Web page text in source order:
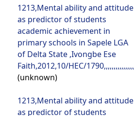
1213,Mental ability and attitude as predictor of students academic achievement in primary schools in Sapele LGA of Delta State ,Ivongbe Ese Faith,2012,10/HEC/1790,,,,,,,,,,,,,,,,,,,,,,,,,,,,,,,,,,,,,,,,,,,,,,,,,,,,,,,,,,,,,,,,,,,,,,,,,,,,,,,,,,,,,,,,,,,,,,,,,,,,,,,,,,,,,,,,,,,,,,,,,,,,,,,,,,,,,,,,,,,,,,,,,,,,,,,,,,,,,,,,,,,,,,,,,,,,,,,,,,,,,,,,,,,,,,,,,,,,,,,,,,,,,,,,,,,,,,,,,,,,,,,,,,,,,,,,,,,,,,,,,,,,,,,,,,,,,,,,,,,,,,,,,,,,,,,,,,,,,,,,,,,,,,,,,,,,,,,,,,,,,,,,,,,,,,,,,,,,,,,,,,,,,,,,,,,,,,,,,,,,,,,,,,,,,,,,,,,,,,,,,,,,,,,,,,,,,,,,,,,,,,,,,,,,,,,,,,,,,,,,,,,,,,,,,,,,,,,,,,,,,,,,,,,,,,,,,,,,,,,,,,,,,,,,,,,,,,,,,,,,,,,,,,,,,,,,,,,,,,,,,,,,,,,,,,,,,,,,,,,,,,,,,,,,,,,,,,,,,,,,,,,,,,,,,,,,,,,,,,,,,,,,,,,,,,,,,,,,,,,,,,,,,,,,,,,,,,,,,,,,,,,,,,,,,,,,,,,,,,,,,,,,,,,,,,,,,,,,,,,,,,,,,,,,,,,,,,,,,,,,,,,,,,,,,,,,,,,,,,,,,,,,,,,,,,,,,,,,,,,,,,,,,,,,,,,,,,,,,,,,,,,,,,,,,,,,,,,,,,,,,,,,,,,,,,,,,,,,,,,,,,,,,,,,,,,,,,,,,,,,,,,,,,,,,,,,,,,,,,,,,,,,,,,,,,,,,,,,,,,,,,,,,,,,,,,,,,,,,,,,,,,,,,,,,,,,,,,,,,,,,,,,,,,,,,,,,,,,,,,,,,,,,,,,,,,,,,,,,,,,,,,,,,,,,,,,,,,,,,,,,,,,,,,,,,,,,,,,,,,,,,,,,,,,,,,,,,,,,,,,,,,,,,,,,,,,,,,,,,,,,,,,,,,,,,,,,,,,,,,,,,,,,,,,,,,,,,,,,,,,,,,,,,,,,,,,,,,,,,,,,,,,,,,,,,,,,,,,,,,,,,,,,,,,,,,,,,,,,,,,,,,,,,,,,,,,,,,,,,,,,,,,,,,,,,,,,,,,,,,,,,,,,,,,,,,,,,,,,,,,,,,,,,,,,,,,,,,,,,,,,,,,,,,,,,,,,,,,,,,,,,,,,,,,,,,,,,,,,,,,,,,,,,,,,,,,,,,,,,,,,,,,,,,,,,,,,,,,,,,,,,,,,,,,,,,,,,,,,,,,,,,,,,,,,,,,,,,,,,,,,,,,,,,,,,,,,,,,,,,,,,,,,,,,,,,,,,,,,,,,,,,,,,,,,,,,,,,,,,,,,,,,,,,,,,,,,,,,,,,,,,,,,,,,,,,,,,,,,,,,,,,,,,,,,,,,,,,,,,,,,,,,,,,,,,,,,,,,,,,,,,,,,,,,,,,,,,,,,,,,,,,,,,,,,,,,,,,,,,,,,,,,,,,,,,,,,,,,,,,,,,,,,,,,,,,,,,,,,,,,,,,,,,,,,,,,,,,,,,,,,,,,,,,,,,,,,,,,,,,,,,,,,,,,,,,,,,,,,,,,,,,,,,,,,,,,,,,,,,,,,,,,,,,,,,,,,,,,,,,,,,,,,,,,,,,,,,,,,,,,,,,,,,,,,,,,,,,,,,,,,,,,,,,,,,,,,,,,,,,,,,,,,,,,,,,,,,,,,,,,,,,,,,,,,,,,,,,,,,,,,,,,,,,,,,,,,,,,,,,,,,,,,,,,,,,,,,,,,,,,,,,,,,,,,,,,,,,,,,,,,,,,,,,,,,,,,,,,,,,,,,,,,,,,,,,,,,,,,,,,,,,,,,,,,,,,,,,,,,,,,,,,,,,,,,,,,,,,,,,,,,,,,,,,,,,,,,,,,,,,,,,,,,,,,,,,,,,,,,,,,,,,,,,,,,,,,,,,,,,,,,,,,,,,,,,,,,,,,,,,,,,,,,,,,,,,,,,,,,,,,,,,,,,,,,,,,,,,,,,,,,,,,,,,,,,,,,,,,,,,,,,,,,,,,,,,,,,,,,,,,,,,,,,,,,,,,,,,,,,,,,,,,,,,,,,,,,,,,,,,,,,,,,,,,,,,,,,,,,,,,,,,,,,,,,,,,,,,,,,,,,,,,,,,,,,,,,,,,,,,,,,,,,,,,,,,,,,,,,,,,,,,,,,,,,,,,,,,,,,,,,,,,,,,,,,,,,,,,,,,,,,,,,,,,,,,,,,,,,,,,,,,,,,,,,,,,,,,,,,,,,,,,,,,,,,,,,,,,,,,,,,,,,,,,,,,,,,,,,,,,,,,,,,,,,,,,,,,,,,,,,,,,,,,,,,,,,,,,,,,,,,,,,,,,,,,,,,,,,,,,,,,,,,,,,,,,,,,,,,,,,,,,,,,,,,,,,,,,,,,,,,,,,,,,,,,,,,,,,,,,,,,,,,,,,,,,,,,,,,,,,,,,,,,,,,,,,,,,,,,,,,,,,,,,,,,,,,,,,,,,,,,,,,,,,,,,,,,,,,,,,,,,,,,,,,,,,,,,,,,,,,,,,,,,,,,,,,,,,,,,,,,,,,,,,,,,,,,,,,,,,,,,,,,,,,,,,,,,,,,,,,,,,,,,,,,,,,,,,,,,,,,,,,,,,,,,,,,,,,,,,,,,,,,,,,,,,,,,,,,,,,,,,,,,,,,,,,,,,,,,,,,,,,,,,,,,,,,,,,,,,,,,,,,,,,,,,,,,,,,,,,,,,,,,,,,,,,,,,,,,,,,,,,,,,,,,,,,,,,,,,,,,,,,,,,,,,,,,,,,,,,,,,,,,,,,,,,,,,,,,,,,,,,,,,,,,,,,,,,,,,,,,,,,,,,,,,,,,,,,,,,,,,,,,,,,,,,,,,,,,,,,,,,,,,,,,,,,,,,,,,,,,,,,,,,,,,,,,,,,,,,,,,,,,,,,,,,,,,,,,,,,,,,,,,,,,,,,,,,,,,,,,,,,,,,,,,,,,,,,,,,,,,,,,,,,,,,,,,,,,,,,,,,,,,,,,,,,,,,,,,,,,,,,,,,,,,,,,,,,,,,,,,,,,,,,,,,,,,,,,,,,,,,,,,,,,,,,,,,,,,,,,,,,,,,,,,,,,,,,,,,,,,,,,,,,,,,,,,,,,,,,,,,,,,,,,,,,,,,,,,,,,,,,,,,,,,,,,,,,,,,,,,,,,,,,,,,,,,,,,,,,,,,,,,,,,,,,,,,,,,,,,,,,,,,,,,,,,,,,,,,,,,,,,,,,,,,,,,,,,,,,,,,,,,,,,,,,,,,,,,,,,,,,,,,,,,,,,,,,,,,,,,,,,,,,,,,,,,,,,,,,,,,,,,,,,,,,,,,,,,,,,,,,,,,,,,,,,,,,,,,,,,,,,,,,,,,,,,,,,,,,,,,,,,,,,,,,,,,,,,,,,,,,,,,,,,,,,,,,,,,,,,,,,,,,,,,,,,,,,,,,,,,,,,,,,,,,,,,,,,,,,,,,,,,,,,,,,,,,,,,,,,,,,,,,,,,,,,,,,,,,,,,,,,,,,,,,,,,,,,,,,,,,,,,,,,,,,,,,,,,,,,,,,,,,,,,,,,,,,,,,,,,,,,,,,,,,,,,,,,,,,,,,,,,,,,,,,,,,,,,,,,,,,,,,,,,,,,,,,,,,,,,,,,,,,,,,,,,,,,,,,,,,,,,,,,,,,,,,,,,,,,,,,,,,,,,,,,,,,,,,,,,,,,,,,,,,,,,,,,,,,,,,,,,,,,,,,,,,,,,,,,,,,,,,,,,,,,,,,,,,,,,,,,,,,,,,,,,,,,,,,,,,,,,,,,,,,,,,,,,,,,,,,,,,,,,,,,,,,,,,,,,,,,,,,,,,,,,,,,,,,,,,,,,,,,,,,,,,,,,,,,,,,,,,,,,,,,,,,,,,,,,,,,,,,,,,,,,,,,,,,,,,,,,,,,,,,,,,,,,,,,,,,,,,,,,,,,,,,,,,,,,,,,,,,,,,,,,,,,,,,,,,,,,,,,,,,,,,,,,,,,,,,,,,,,,,,,,,,,,,,,,,,,,,,,,,,,,,,,,,,,,,,,,,,,,,,,,,,,,,,,,,,,,,,,,,,,,,,,,,,,,,,,,,,,,,,,,,,,,,,,,,,,,,,,,,,,,,,,,,,,,,,,,,,,,,,,,,,,,,,,,,,,,,,,,,,,,,,,,,,,,,,,,,,,,,,,,,,,,,,,,,,,,,,,,,,,,,,,,,,,,,,,,,,,,,,,,,,,,,,,,,,,,,,,,,,,,,,,,,,,,,,,,,,,,,,,,,,,,,,,,,,,,,,,,,,,,,,,,,,,,,,,,,,,,,,,,,,,,,,,,,,,,,,,,,,,,,,,,,,,,,,,,,,,,,,,,,,,,,,,,,,,,,,,,,,,,,,,,,,,,,,,,,,,,,,,,,,,,,,,,,,,,,,,,,,,,,,,,,,,,,,,,,,,,,,,,,,,,,,,,,,,,,,,,,,,,,,,,,,,,,,,,,,,,,,,,,,,,,,,,,,,,,,,,,,,,,,,,,,,,,,,,,,,,,,,,,,,,,,,,,,,,,,,,,,,,,,,,,,,,,,,,,,,,,,,,,,,,,,,,,,,,,,,,,,,,,,,,,,,,,,,,,,,,,,,,,,,,,,,,,,,,,,,,,,,,,,,,,,,,,,,,,,,,,,,,,,,,,,,,,,,,,,,,,,,,,,,,,,,,,,,,,,,,,,,,,,,,,,,,,,,,,,,,,,,,,,,,,,,,,,,,,,,,,,,,,,,,,,,,,,,,,,,,,,,,,,,,,,,,,,,,,,,,,,,,,,,,,,,,,,,,,,,,,,,,,,,,,,,,,,,,,,,,,,,,,,,,,,,,,,,,,,,,,,,,,,,,,,,,,,,,,,,,,,,,,,,,,,,,,,,,,,,,,,,,,,,,,,,,,,,,,,,,,,,,,,,,,,,,,,,,,,,,,,,,,,,,,,,,,,,,,,,,,,,,,,,,,,,,,,,,,,,,,,,,,,,,,,,,,,,,,,,,,,,,,,,,,,,,,,,,,,,,,,,,,,,,,,,,,,,,,,,,,,,,,,,,,,,,,,,,,,,,,,,,,,,,,,,,,,,,,,,,,,,,,,,,,,,,,,,,,,,,,,,,,,,,,,,,,,,,,,,,,,,,,,,,,,,,,,,,,,,,,,,,,,,,,,,,,,,,,,,,,,,,,,,,,,,,,,,,,,,,,,,,,,,,,,,,,,,,,,,,,,,,,,,,,,,,,,,,,,,,,,,,,,,,,,,,,,,,,,,,,,,,,,,,,,,,,,,,,,,,,,,,,,,,,,,,,,,,,,,,,,,,,,,,,,,,,,,,,,,,,,,,,,,,,,,,,,,,,,,,,,,,,,,,,,,,,,,,,,,,,,,,,,,,,,,,,,,,,,,,,,,,,,,,,,,,,,,,,,,,,,,,,,,,,,,,,,,,,,,,,,,,,,,,,,,,,,,,,,,,,,,,,,,,,,,,,,,,,,,,,,,,,,,,,,,,,,,,,,,,,,,,,,,,,,,,,,,,,,,,,,,,,,,,,,,,,,,,,,,,,,,,,,,,,,,,,,,,,,,,,,,,,,,,,,,,,,,,,,,,,,,,,,,,,,,,,,,,,,,,,,,,,,,,,,,,,,,,,,,,,,,,,,,,,,,,,,,,,,,,,,,,,,,,,,,,,,,,,,,,,,,,,,,,,,,,,,,,,,,,,,,,,,,,,,,,,,,,,,,,,,,,,,,,,,,,,,,,,,,,,,,,,,,,,,,,,,,,,,,,,,,,,,,,,,,,,,,,,,,,,,,,,,,,,,,,,,,,,,,,,,,,,,,,,,,,,,,,,,,,,,,,,,,,,,,,,,,,,,,,,,,,,,,,,,,,,,,,,,,,,,,,,,,,,,,,,,,,,,,,,,,,,,,,,,,,,,,,,,,,,,,,,,,,,,,,,,,,,,,,,,,,,,,,,,,,,,,,,,,,,,,,,,,,,,,,,,,,,,,,,,,,,,,,,,,,,,,,,,,,,,,,,,,,,,,,,,,,,,,,,,,,,,,,,,,,,,,,,,,,,,,,,,,,,,,,,,,,,,,,,,,,,,,,,,,,,,,,,,,,,,,,,,,,,,,,,,,,,,,,,,,,,,,,,,,,,,,,,,,,,,,,,,,,,,,,,,,,,,,,,,,,,,,,,,,,,,,,,,,,,,,,,,,,,,,,,,,,,,,,,,,,,,,,,,,,,,,,,,,,,,,,,,,,,,,,,,,,,,,,,,,,,,,,,,,,,,,,,,,,,,,,,,,,,,,,,,,,,,,,,,,,,,,,,,,,,,,,,,,,,,,,,,,,,,,,,,,,,,,,,,,,,,,,,,,,,,,,,,,,,,,,,,,,,,,,,,,,,,,,,,,,,,,,,,,,,,,,,,,,,,,,,,,,,,,,,,,,,,,,,,,,,,,,,,,,,,,,,,,,,,,,,,,,,,,,,,,,,,,,,,,,,,,,,,,,,,,,,,,,,,,,,,,,,,,,,,,,,,,,,,,,,,,,,,,,,,,,,,,,,,,,,,,,,,,,,,,,,,,,,,,,,,,,,,,,,,,,,,,,,,,,,,,,,,,,,,,,,,,,,,,,,,,,,,,,,,,,,,,,,,,,,,,,,,,,,,,,,,,,,,,,,,,,,,,,,,,,,,,,,,,,,,,,,,,,,,,,,,,,,,,,,,,,,,,,,,,,,,,,,,,,,,,,,,,,,,,,,,,,,,,,,,,,,,,,,,,,,,,,,,,,,,,,,,,,,,,,,,,,,,,,,,,,,,,,,,,,,,,,,,,,,,,,,,,,,,,,,,,,,,,,,,,,,,,,,,,,,,,,,,,,,,,,,,,,,,,,,,,,,,,,,,,,,,,,,,,,,,,,,,,,,,,,,,,,,,,,,,,,,,,,,,,,,,,,,,,,,,,,,,,,,,,,,,,,,,,,,,,,,,,,,,,,,,,,,,,,,,,,,,,,,,,,,,,,,,,,,,,,,,,,,,,,,,,,,,,,,,,,,,,,,,,,,,,,,,,,,,,,,,,,,,,,,,,,,,,,,,,,,,,,,,,,,,,,,,,,,,,,,,,,,,,,,,,,,,,,,,,,,,,,,,,,,,,,,,,,,,,,,,,,,,,,,,,,,,,,,,,,,,,,,,,,,,,,,,,,,,,,,,,,,,,,,,,,,,,,,,,,,,,,,,,,,,,,,,,,,,,,,,,,,,,,,,,,,,,,,,,,,,,,,,,,,,,,,,,,,,,,,,,,,,,,,,,,,,,,,,,,,,,,,,,,,,,,,,,,,,,,,,,,,,,,,,,,,,,,,,,,,,,,,,,,,,,,,,,,,,,,,,,,,,,,,,,,,,,,,,,,,,,,,,,,,,,,,,,,,,,,,,,,,,,,,,,,,,,,,,,,,,,,,,,,,,,,,,,,,,,,,,,,,,,,,,,,,,,,,,,,,,,,,,,,,,,,,,,,,,,,,,,,,,,,,,,,,,,,,,,,,,,,,,,,,,,,,,,,,,,,,,,,,,,,,,,,,,,,,,,,,,,,,,,,,,,,,,,,,,,,,,,,,,,,,,,,,,,,,,,,,,,,,,,,,,,,,,,,,,,,,,,,,,,,,,,,,,,,,,,,,,,,,,,,,,,,,,,,,,,,,,,,,,,,,,,,,,,,,,,,,,,,,,,,,,,,,,,,,,,,,,,,,,,,,,,,,,,,,,,,,,,,,,,,,,,,,,,,,,,,,,,,,,,,,,,,,,,,,,,,,,,,,,,,,,,,,,,,,,,,,,,,,,,,,,,,,,,,,,,,,,,,,,,,,,,,,,,,,,,,,,,,,,,,,,,,,,,,,,,,,,,,,,,,,,,,,,,,,,,,,,,,,,,,,,,,,,,,,,,,,,,,,,,,,,,,,,,,,,,,,,,,,,,,,,,,,,,,,,,,,,,,,,,,,,,,,,,,,,,,,,,,,,,,,,,,,,,,,,,,,,,,,,,,,,,,,,,,,,,,,,,,,,,,,,,,,,,,,,,,,,,,,,,,,,,,,,,,,,,,,,,,,,,,,,,,,,,,,,,,,,,,,,,,,,,,,,,,,,,,,,,,,,,,,,,,,,,,,,,,,,,,,,,,,,,,,,,,,,,,,,,,,,,,,,,,,,,,,,,,,,,,,,,,,,,,,,,,,,,,,,,,,,,,,,,,,,,,,,,,,,,,,,,,,,,,,,,,,,,,,,,,,,,,,,,,,,,,,,,,,,,,,,,,,,,,,,,,,,,,,,,,,,,,,,,,,,,,,,,,,,,,,,,,,,,,,,,,,,,,,,,,,,,,,,,,,,,,,,,,,,,,,,,,,,,,,,,,,,,,,,,,,,,,,,,,,,,,,,,,,,,,,,,,,,,,,,,,,,,,,,,,,,,,,,,,,,,,,,,,,,,,,,,,,,,,,,,,,,,,,,,,,,,,,,,,,,,,,,,,,,,,,,,,,,,,,,,,,,,,,,,,,,,,,,,,,,,,,,,,,,,,,,,,,,,,,,,,,,,,,,,,,,,,,,,,,,,,,,,,,,,,,,,,,,,,,,,,,,,,,,,,,,,,,,,,,,,,,,,,,,,,,,,,,,,,,,,,,,,,,,,,,,,,,,,,,,,,,,,,,,,,,,,,,,,,,,,,,,,,,,,,,,,,,,,,,,,,,,,,,,,,,,,,,,,,,,,,,,,,,,,,,,,,,,,,,,,,,,,,,,,,,,,,,,,,,,,,,,,,,,,,,,,,,,,,,,,,,,,,,,,,,,,,,,,,,,,,,,,,,,,,,,,,,,,,,,,,,,,,,,,,,,,,,,,,,,,,,,,,,,,,,,,,,,,,,,,,,,,,,,,,,,,,,,,,,,,,,,,,,,,,,,,,,,,,,,,,,,,,,,,,,,,,,,,,,,,,,,,,,,,,,,,,,,,,,,,,,,,,,,,,,,,,,,,,,,,,,,,,,,,,,,,,,,,,,,,,,,,,,,,,,,,,,,,,,,,,,,,,,,,,,,,,,,,,,,,,,,,,,,,,,,,,,,,,,,,,,,,,,,,,,,,,,,,,,,,,,,,,,,,,,,,,,,,,,,,,,,,,,,,,,,,,,,,,,,,,,,,,,,,,,,,,,,,,,,,,,,,,,,,,,,,,,,,,,,,,,,,,,,,,,,,,,,,,,,,,,,,,,,,,,,,,,,,,,,,,,,,,,,,,,,,,,,,,,,,,,,,,,,,,,,,,,,,,,,,,,,,,,,,,,,,,,,,,,,,,,,,,,,,,,,,,,,,,,,,,,,,,,,,,,,,,,,,,,,,,,,,,,,,,,,,,,,,,,,,,,,,,,,,,,,,,,,,,,,,,,,,,,,,,,,,,,,,,,,,,,,,,,,,,,,,,,,,,,,,,,,,,,,,,,,,,,,,,,,,,,,,,,,,,,,,,,,,,,,,,,,,,,,,,,,,,,,,,,,,,,,,,,,,,,,,,,,,,,,,,,,,,,,,,,,,,,,,,,,,,,,,,,,,,,,,,,,,,,,,,,,,,,,,,,,,,,,,,,,,,,,,,,,,,,,,,,,,,,,,,,,,,,,,,,,,,,,,,,,,,,,,,,,,,,,,,,,,,,,,,,,,,,,,,,,,,,,,,,,,,,,,,,,,,,,,,,,,,,,,,,,,,,,,,,,,,,,,,,,,,,,,,,,,,,,,,,,,,,,,,,,,,,,,,,,,,,,,,,,,,,,,,,,,,,,,,,,,,,,,,,,,,,,,,,,,,,,,,,,,,,,,,,,,,,,,,,,,,,,,,,,,,,,,,,,,,,,,,,,,,,,,,,,,,,,,,,,,,,,,,,,,,,,,,,,,,,,,,,,,,,,,,,,,,,,,,,,,,,,,,,,,,,,,,,,,,,,,,,,,,,,,,,,,,,,,,,,,,,,,,,,,,,,,,,,,,,,,,,,,,,,,,,,,,,,,,,,,,,,,,,,,,,,,,,,,,,,,,,,,,,,,,,,,,,,,,,,,,,,,,,,,,,,,,,,,,,,,,,,,,,,,,,,,,,,,,,,,,,,,,,,,,,,,,,,,,,,,,,,,,,,,,,,,,,,,,,,,,,,,,,,,,,,,,,,,,,,,,,,,,,,,,,,,,,,,,,,,,,,,,,,,,,,,,,,,,,,,,,,,,,,,,,,,,,,,,,,,,,,,,,,,,,,,,,,,,,,,,,,,,,,,,,,,,,,,,,,,,,,,,,,,,,,,,,,,,,,,,,,,,,,,,,,,,,,,,,,,,,,,,,,,,,,,,,,,,,,,,,,,,,,,,,,,,,,,,,,,,,,,,,,,,,,,,,,,,,,,,,,,,,,,,,,,,,,,,,,,,,,,,,,,,,,,,,,,,,,,,,,,,,,,,,,,,,,,,,,,,,,,,,,,,,,,,,,,,,,,,,,,,,,,,,,,,,,,,,,,,,,,,,,,,,,,,,,,,,,,,,,,,,,,,,,,,,,,,,,,,,,,,,,,,,,,,,,,,,,,,,,,,,,,,,,,,,,,,,,,,,,,,,,,,,,,,,,,,,,,,,,,,,,,,,,,
(unknown)
1213,Mental ability and attitude as predictor of students academic achievement in primary schools in Sapele LGA of Delta State ,Ivongbe Ese Faith,2012,10/HEC/1790,,,,,,,,,,,,,,,,,,,,,,,,,,,,,,,,,,,,,,,,,,,,,,,,,,,,,,,,,,,,,,,,,,,,,,,,,,,,,,,,,,,,,,,,,,,,,,,,,,,,,,,,,,,,,,,,,,,,,,,,,,,,,,,,,,,,,,,,,,,,,,,,,,,,,,,,,,,,,,,,,,,,,,,,,,,,,,,,,,,,,,,,,,,,,,,,,,,,,,,,,,,,,,,,,,,,,,,,,,,,,,,,,,,,,,,,,,,,,,,,,,,,,,,,,,,,,,,,,,,,,,,,,,,,,,,,,,,,,,,,,,,,,,,,,,,,,,,,,,,,,,,,,,,,,,,,,,,,,,,,,,,,,,,,,,,,,,,,,,,,,,,,,,,,,,,,,,,,,,,,,,,,,,,,,,,,,,,,,,,,,,,,,,,,,,,,,,,,,,,,,,,,,,,,,,,,,,,,,,,,,,,,,,,,,,,,,,,,,,,,,,,,,,,,,,,,,,,,,,,,,,,,,,,,,,,,,,,,,,,,,,,,,,,,,,,,,,,,,,,,,,,,,,,,,,,,,,,,,,,,,,,,,,,,,,,,,,,,,,,,,,,,,,,,,,,,,,,,,,,,,,,,,,,,,,,,,,,,,,,,,,,,,,,,,,,,,,,,,,,,,,,,,,,,,,,,,,,,,,,,,,,,,,,,,,,,,,,,,,,,,,,,,,,,,,,,,,,,,,,,,,,,,,,,,,,,,,,,,,,,,,,,,,,,,,,,,,,,,,,,,,,,,,,,,,,,,,,,,,,,,,,,,,,,,,,,,,,,,,,,,,,,,,,,,,,,,,,,,,,,,,,,,,,,,,,,,,,,,,,,,,,,,,,,,,,,,,,,,,,,,,,,,,,,,,,,,,,,,,,,,,,,,,,,,,,,,,,,,,,,,,,,,,,,,,,,,,,,,,,,,,,,,,,,,,,,,,,,,,,,,,,,,,,,,,,,,,,,,,,,,,,,,,,,,,,,,,,,,,,,,,,,,,,,,,,,,,,,,,,,,,,,,,,,,,,,,,,,,,,,,,,,,,,,,,,,,,,,,,,,,,,,,,,,,,,,,,,,,,,,,,,,,,,,,,,,,,,,,,,,,,,,,,,,,,,,,,,,,,,,,,,,,,,,,,,,,,,,,,,,,,,,,,,,,,,,,,,,,,,,,,,,,,,,,,,,,,,,,,,,,,,,,,,,,,,,,,,,,,,,,,,,,,,,,,,,,,,,,,,,,,,,,,,,,,,,,,,,,,,,,,,,,,,,,,,,,,,,,,,,,,,,,,,,,,,,,,,,,,,,,,,,,,,,,,,,,,,,,,,,,,,,,,,,,,,,,,,,,,,,,,,,,,,,,,,,,,,,,,,,,,,,,,,,,,,,,,,,,,,,,,,,,,,,,,,,,,,,,,,,,,,,,,,,,,,,,,,,,,,,,,,,,,,,,,,,,,,,,,,,,,,,,,,,,,,,,,,,,,,,,,,,,,,,,,,,,,,,,,,,,,,,,,,,,,,,,,,,,,,,,,,,,,,,,,,,,,,,,,,,,,,,,,,,,,,,,,,,,,,,,,,,,,,,,,,,,,,,,,,,,,,,,,,,,,,,,,,,,,,,,,,,,,,,,,,,,,,,,,,,,,,,,,,,,,,,,,,,,,,,,,,,,,,,,,,,,,,,,,,,,,,,,,,,,,,,,,,,,,,,,,,,,,,,,,,,,,,,,,,,,,,,,,,,,,,,,,,,,,,,,,,,,,,,,,,,,,,,,,,,,,,,,,,,,,,,,,,,,,,,,,,,,,,,,,,,,,,,,,,,,,,,,,,,,,,,,,,,,,,,,,,,,,,,,,,,,,,,,,,,,,,,,,,,,,,,,,,,,,,,,,,,,,,,,,,,,,,,,,,,,,,,,,,,,,,,,,,,,,,,,,,,,,,,,,,,,,,,,,,,,,,,,,,,,,,,,,,,,,,,,,,,,,,,,,,,,,,,,,,,,,,,,,,,,,,,,,,,,,,,,,,,,,,,,,,,,,,,,,,,,,,,,,,,,,,,,,,,,,,,,,,,,,,,,,,,,,,,,,,,,,,,,,,,,,,,,,,,,,,,,,,,,,,,,,,,,,,,,,,,,,,,,,,,,,,,,,,,,,,,,,,,,,,,,,,,,,,,,,,,,,,,,,,,,,,,,,,,,,,,,,,,,,,,,,,,,,,,,,,,,,,,,,,,,,,,,,,,,,,,,,,,,,,,,,,,,,,,,,,,,,,,,,,,,,,,,,,,,,,,,,,,,,,,,,,,,,,,,,,,,,,,,,,,,,,,,,,,,,,,,,,,,,,,,,,,,,,,,,,,,,,,,,,,,,,,,,,,,,,,,,,,,,,,,,,,,,,,,,,,,,,,,,,,,,,,,,,,,,,,,,,,,,,,,,,,,,,,,,,,,,,,,,,,,,,,,,,,,,,,,,,,,,,,,,,,,,,,,,,,,,,,,,,,,,,,,,,,,,,,,,,,,,,,,,,,,,,,,,,,,,,,,,,,,,,,,,,,,,,,,,,,,,,,,,,,,,,,,,,,,,,,,,,,,,,,,,,,,,,,,,,,,,,,,,,,,,,,,,,,,,,,,,,,,,,,,,,,,,,,,,,,,,,,,,,,,,,,,,,,,,,,,,,,,,,,,,,,,,,,,,,,,,,,,,,,,,,,,,,,,,,,,,,,,,,,,,,,,,,,,,,,,,,,,,,,,,,,,,,,,,,,,,,,,,,,,,,,,,,,,,,,,,,,,,,,,,,,,,,,,,,,,,,,,,,,,,,,,,,,,,,,,,,,,,,,,,,,,,,,,,,,,,,,,,,,,,,,,,,,,,,,,,,,,,,,,,,,,,,,,,,,,,,,,,,,,,,,,,,,,,,,,,,,,,,,,,,,,,,,,,,,,,,,,,,,,,,,,,,,,,,,,,,,,,,,,,,,,,,,,,,,,,,,,,,,,,,,,,,,,,,,,,,,,,,,,,,,,,,,,,,,,,,,,,,,,,,,,,,,,,,,,,,,,,,,,,,,,,,,,,,,,,,,,,,,,,,,,,,,,,,,,,,,,,,,,,,,,,,,,,,,,,,,,,,,,,,,,,,,,,,,,,,,,,,,,,,,,,,,,,,,,,,,,,,,,,,,,,,,,,,,,,,,,,,,,,,,,,,,,,,,,,,,,,,,,,,,,,,,,,,,,,,,,,,,,,,,,,,,,,,,,,,,,,,,,,,,,,,,,,,,,,,,,,,,,,,,,,,,,,,,,,,,,,,,,,,,,,,,,,,,,,,,,,,,,,,,,,,,,,,,,,,,,,,,,,,,,,,,,,,,,,,,,,,,,,,,,,,,,,,,,,,,,,,,,,,,,,,,,,,,,,,,,,,,,,,,,,,,,,,,,,,,,,,,,,,,,,,,,,,,,,,,,,,,,,,,,,,,,,,,,,,,,,,,,,,,,,,,,,,,,,,,,,,,,,,,,,,,,,,,,,,,,,,,,,,,,,,,,,,,,,,,,,,,,,,,,,,,,,,,,,,,,,,,,,,,,,,,,,,,,,,,,,,,,,,,,,,,,,,,,,,,,,,,,,,,,,,,,,,,,,,,,,,,,,,,,,,,,,,,,,,,,,,,,,,,,,,,,,,,,,,,,,,,,,,,,,,,,,,,,,,,,,,,,,,,,,,,,,,,,,,,,,,,,,,,,,,,,,,,,,,,,,,,,,,,,,,,,,,,,,,,,,,,,,,,,,,,,,,,,,,,,,,,,,,,,,,,,,,,,,,,,,,,,,,,,,,,,,,,,,,,,,,,,,,,,,,,,,,,,,,,,,,,,,,,,,,,,,,,,,,,,,,,,,,,,,,,,,,,,,,,,,,,,,,,,,,,,,,,,,,,,,,,,,,,,,,,,,,,,,,,,,,,,,,,,,,,,,,,,,,,,,,,,,,,,,,,,,,,,,,,,,,,,,,,,,,,,,,,,,,,,,,,,,,,,,,,,,,,,,,,,,,,,,,,,,,,,,,,,,,,,,,,,,,,,,,,,,,,,,,,,,,,,,,,,,,,,,,,,,,,,,,,,,,,,,,,,,,,,,,,,,,,,,,,,,,,,,,,,,,,,,,,,,,,,,,,,,,,,,,,,,,,,,,,,,,,,,,,,,,,,,,,,,,,,,,,,,,,,,,,,,,,,,,,,,,,,,,,,,,,,,,,,,,,,,,,,,,,,,,,,,,,,,,,,,,,,,,,,,,,,,,,,,,,,,,,,,,,,,,,,,,,,,,,,,,,,,,,,,,,,,,,,,,,,,,,,,,,,,,,,,,,,,,,,,,,,,,,,,,,,,,,,,,,,,,,,,,,,,,,,,,,,,,,,,,,,,,,,,,,,,,,,,,,,,,,,,,,,,,,,,,,,,,,,,,,,,,,,,,,,,,,,,,,,,,,,,,,,,,,,,,,,,,,,,,,,,,,,,,,,,,,,,,,,,,,,,,,,,,,,,,,,,,,,,,,,,,,,,,,,,,,,,,,,,,,,,,,,,,,,,,,,,,,,,,,,,,,,,,,,,,,,,,,,,,,,,,,,,,,,,,,,,,,,,,,,,,,,,,,,,,,,,,,,,,,,,,,,,,,,,,,,,,,,,,,,,,,,,,,,,,,,,,,,,,,,,,,,,,,,,,,,,,,,,,,,,,,,,,,,,,,,,,,,,,,,,,,,,,,,,,,,,,,,,,,,,,,,,,,,,,,,,,,,,,,,,,,,,,,,,,,,,,,,,,,,,,,,,,,,,,,,,,,,,,,,,,,,,,,,,,,,,,,,,,,,,,,,,,,,,,,,,,,,,,,,,,,,,,,,,,,,,,,,,,,,,,,,,,,,,,,,,,,,,,,,,,,,,,,,,,,,,,,,,,,,,,,,,,,,,,,,,,,,,,,,,,,,,,,,,,,,,,,,,,,,,,,,,,,,,,,,,,,,,,,,,,,,,,,,,,,,,,,,,,,,,,,,,,,,,,,,,,,,,,,,,,,,,,,,,,,,,,,,,,,,,,,,,,,,,,,,,,,,,,,,,,,,,,,,,,,,,,,,,,,,,,,,,,,,,,,,,,,,,,,,,,,,,,,,,,,,,,,,,,,,,,,,,,,,,,,,,,,,,,,,,,,,,,,,,,,,,,,,,,,,,,,,,,,,,,,,,,,,,,,,,,,,,,,,,,,,,,,,,,,,,,,,,,,,,,,,,,,,,,,,,,,,,,,,,,,,,,,,,,,,,,,,,,,,,,,,,,,,,,,,,,,,,,,,,,,,,,,,,,,,,,,,,,,,,,,,,,,,,,,,,,,,,,,,,,,,,,,,,,,,,,,,,,,,,,,,,,,,,,,,,,,,,,,,,,,,,,,,,,,,,,,,,,,,,,,,,,,,,,,,,,,,,,,,,,,,,,,,,,,,,,,,,,,,,,,,,,,,,,,,,,,,,,,,,,,,,,,,,,,,,,,,,,,,,,,,,,,,,,,,,,,,,,,,,,,,,,,,,,,,,,,,,,,,,,,,,,,,,,,,,,,,,,,,,,,,,,,,,,,,,,,,,,,,,,,,,,,,,,,,,,,,,,,,,,,,,,,,,,,,,,,,,,,,,,,,,,,,,,,,,,,,,,,,,,,,,,,,,,,,,,,,,,,,,,,,,,,,,,,,,,,,,,,,,,,,,,,,,,,,,,,,,,,,,,,,,,,,,,,,,,,,,,,,,,,,,,,,,,,,,,,,,,,,,,,,,,,,,,,,,,,,,,,,,,,,,,,,,,,,,,,,,,,,,,,,,,,,,,,,,,,,,,,,,,,,,,,,,,,,,,,,,,,,,,,,,,,,,,,,,,,,,,,,,,,,,,,,,,,,,,,,,,,,,,,,,,,,,,,,,,,,,,,,,,,,,,,,,,,,,,,,,,,,,,,,,,,,,,,,,,,,,,,,,,,,,,,,,,,,,,,,,,,,,,,,,,,,,,,,,,,,,,,,,,,,,,,,,,,,,,,,,,,,,,,,,,,,,,,,,,,,,,,,,,,,,,,,,,,,,,,,,,,,,,,,,,,,,,,,,,,,,,,,,,,,,,,,,,,,,,,,,,,,,,,,,,,,,,,,,,,,,,,,,,,,,,,,,,,,,,,,,,,,,,,,,,,,,,,,,,,,,,,,,,,,,,,,,,,,,,,,,,,,,,,,,,,,,,,,,,,,,,,,,,,,,,,,,,,,,,,,,,,,,,,,,,,,,,,,,,,,,,,,,,,,,,,,,,,,,,,,,,,,,,,,,,,,,,,,,,,,,,,,,,,,,,,,,,,,,,,,,,,,,,,,,,,,,,,,,,,,,,,,,,,,,,,,,,,,,,,,,,,,,,,,,,,,,,,,,,,,,,,,,,,,,,,,,,,,,,,,,,,,,,,,,,,,,,,,,,,,,,,,,,,,,,,,,,,,,,,,,,,,,,,,,,,,,,,,,,,,,,,,,,,,,,,,,,,,,,,,,,,,,,,,,,,,,,,,,,,,,,,,,,,,,,,,,,,,,,,,,,,,,,,,,,,,,,,,,,,,,,,,,,,,,,,,,,,,,,,,,,,,,,,,,,,,,,,,,,,,,,,,,,,,,,,,,,,,,,,,,,,,,,,,,,,,,,,,,,,,,,,,,,,,,,,,,,,,,,,,,,,,,,,,,,,,,,,,,,,,,,,,,,,,,,,,,,,,,,,,,,,,,,,,,,,,,,,,,,,,,,,,,,,,,,,,,,,,,,,,,,,,,,,,,,,,,,,,,,,,,,,,,,,,,,,,,,,,,,,,,,,,,,,,,,,,,,,,,,,,,,,,,,,,,,,,,,,,,,,,,,,,,,,,,,,,,,,,,,,,,,,,,,,,,,,,,,,,,,,,,,,,,,,,,,,,,,,,,,,,,,,,,,,,,,,,,,,,,,,,,,,,,,,,,,,,,,,,,,,,,,,,,,,,,,,,,,,,,,,,,,,,,,,,,,,,,,,,,,,,,,,,,,,,,,,,,,,,,,,,,,,,,,,,,,,,,,,,,,,,,,,,,,,,,,,,,,,,,,,,,,,,,,,,,,,,,,,,,,,,,,,,,,,,,,,,,,,,,,,,,,,,,,,,,,,,,,,,,,,,,,,,,,,,,,,,,,,,,,,,,,,,,,,,,,,,,,,,,,,,,,,,,,,,,,,,,,,,,,,,,,,,,,,,,,,,,,,,,,,,,,,,,,,,,,,,,,,,,,,,,,,,,,,,,,,,,,,,,,,,,,,,,,,,,,,,,,,,,,,,,,,,,,,,,,,,,,,,,,,,,,,,,,,,,,,,,,,,,,,,,,,,,,,,,,,,,,,,,,,,,,,,,,,,,,,,,,,,,,,,,,,,,,,,,,,,,,,,,,,,,,,,,,,,,,,,,,,,,,,,,,,,,,,,,,,,,,,,,,,,,,,,,,,,,,,,,,,,,,,,,,,,,,,,,,,,,,,,,,,,,,,,,,,,,,,,,,,,,,,,,,,,,,,,,,,,,,,,,,,,,,,,,,,,,,,,,,,,,,,,,,,,,,,,,,,,,,,,,,,,,,,,,,,,,,,,,,,,,,,,,,,,,,,,,,,,,,,,,,,,,,,,,,,,,,,,,,,,,,,,,,,,,,,,,,,,,,,,,,,,,,,,,,,,,,,,,,,,,,,,,,,,,,,,,,,,,,,,,,,,,,,,,,,,,,,,,,,,,,,,,,,,,,,,,,,,,,,,,,,,,,,,,,,,,,,,,,,,,,,,,,,,,,,,,,,,,,,,,,,,,,,,,,,,,,,,,,,,,,,,,,,,,,,,,,,,,,,,,,,,,,,,,,,,,,,,,,,,,,,,,,,,,,,,,,,,,,,,,,,,,,,,,,,,,,,,,,,,,,,,,,,,,,,,,,,,,,,,,,,,,,,,,,,,,,,,,,,,,,,,,,,,,,,,,,,,,,,,,,,,,,,,,,,,,,,,,,,,,,,,,,,,,,,,,,,,,,,,,,,,,,,,,,,,,,,,,,,,,,,,,,,,,,,,,,,,,,,,,,,,,,,,,,,,,,,,,,,,,,,,,,,,,,,,,,,,,,,,,,,,,,,,,,,,,,,,,,,,,,,,,,,,,,,,,,,,,,,,,,,,,,,,,,,,,,,,,,,,,,,,,,,,,,,,,,,,,,,,,,,,,,,,,,,,,,,,,,,,,,,,,,,,,,,,,,,,,,,,,,,,,,,,,,,,,,,,,,,,,,,,,,,,,,,,,,,,,,,,,,,,,,,,,,,,,,,,,,,,,,,,,,,,,,,,,,,,,,,,,,,,,,,,,,,,,,,,,,,,,,,,,,,,,,,,,,,,,,,,,,,,,,,,,,,,,,,,,,,,,,,,,,,,,,,,,,,,,,,,,,,,,,,,,,,,,,,,,,,,,,,,,,,,,,,,,,,,,,,,,,,,,,,,,,,,,,,,,,,,,,,,,,,,,,,,,,,,,,,,,,,,,,,,,,,,,,,,,,,,,,,,,,,,,,,,,,,,,,,,,,,,,,,,,,,,,,,,,,,,,,,,,,,,,,,,,,,,,,,,,,,,,,,,,,,,,,,,,,,,,,,,,,,,,,,,,,,,,,,,,,,,,,,,,,,,,,,,,,,,,,,,,,,,,,,,,,,,,,,,,,,,,,,,,,,,,,,,,,,,,,,,,,,,,,,,,,,,,,,,,,,,,,,,,,,,,,,,,,,,,,,,,,,,,,,,,,,,,,,,,,,,,,,,,,,,,,,,,,,,,,,,,,,,,,,,,,,,,,,,,,,,,,,,,,,,,,,,,,,,,,,,,,,,,,,,,,,,,,,,,,,,,,,,,,,,,,,,,,,,,,,,,,,,,,,,,,,,,,,,,,,,,,,,,,,,,,,,,,,,,,,,,,,,,,,,,,,,,,,,,,,,,,,,,,,,,,,,,,,,,,,,,,,,,,,,,,,,,,,,,,,,,,,,,,,,,,,,,,,,,,,,,,,,,,,,,,,,,,,,,,,,,,,,,,,,,,,,,,,,,,,,,,,,,,,,,,,,,,,,,,,,,,,,,,,,,,,,,,,,,,,,,,,,,,,,,,,,,,,,,,,,,,,,,,,,,,,,,,,,,,,,,,,,,,,,,,,,,,,,,,,,,,,,,,,,,,,,,,,,,,,,,,,,,,,,,,,,,,,,,,,,,,,,,,,,,,,,,,,,,,,,,,,,,,,,,,,,,,,,,,,,,,,,,,,,,,,,,,,,,,,,,,,,,,,,,,,,,,,,,,,,,,,,,,,,,,,,,,,,,,,,,,,,,,,,,,,,,,,,,,,,,,,,,,,,,,,,,,,,,,,,,,,,,,,,,,,,,,,,,,,,,,,,,,,,,,,,,,,,,,,,,,,,,,,,,,,,,,,,,,,,,,,,,,,,,,,,,,,,,,,,,,,,,,,,,,,,,,,,,,,,,,,,,,,,,,,,,,,,,,,,,,,,,,,,,,,,,,,,,,,,,,,,,,,,,,,,,,,,,,,,,,,,,,,,,,,,,,,,,,,,,,,,,,,,,,,,,,,,,,,,,,,,,,,,,,,,,,,,,,,,,,,,,,,,,,,,,,,,,,,,,,,,,,,,,,,,,,,,,,,,,,,,,,,,,,,,,,,,,,,,,,,,,,,,,,,,,,,,,,,,,,,,,,,,,,,,,,,,,,,,,,,,,,,,,,,,,,,,,,,,,,,,,,,,,,,,,,,,,,,,,,,,,,,,,,,,,,,,,,,,,,,,,,,,,,,,,,,,,,,,,,,,,,,,,,,,,,,,,,,,,,,,,,,,,,,,,,,,,,,,,,,,,,,,,,,,,,,,,,,,,,,,,,,,,,,,,,,,,,,,,,,,,,,,,,,,,,,,,,,,,,,,,,,,,,,,,,,,,,,,,,,,,,,,,,,,,,,,,,,,,,,,,,,,,,,,,,,,,,,,,,,,,,,,,,,,,,,,,,,,,,,,,,,,,,,,,,,,,,,,,,,,,,,,,,,,,,,,,,,,,,,,,,,,,,,,,,,,,,,,,,,,,,,,,,,,,,,,,,,,,,,,,,,,,,,,,,,,,,,,,,,,,,,,,,,,,,,,,,,,,,,,,,,,,,,,,,,,,,,,,,,,,,,,,,,,,,,,,,,,,,,,,,,,,,,,,,,,,,,,,,,,,,,,,,,,,,,,,,,,,,,,,,,,,,,,,,,,,,,,,,,,,,,,,,,,,,,,,,,,,,,,,,,,,,,,,,,,,,,,,,,,,,,,,,,,,,,,,,,,,,,,,,,,,,,,,,,,,,,,,,,,,,,,,,,,,,,,,,,,,,,,,,,,,,,,,,,,,,,,,,,,,,,,,,,,,,,,,,,,,,,,,,,,,,,,,,,,,,,,,,,,,,,,,,,,,,,,,,,,,,,,,,,,,,,,,,,,,,,,,,,,,,,,,,,,,,,,,,,,,,,,,,,,,,,,,,,,,,,,,,,,,,,,,,,,,,,,,,,,,,,,,,,,,,,,,,,,,,,,,,,,,,,,,,,,,,,,,,,,,,,,,,,,,,,,,,,,,,,,,,,,,,,,,,,,,,,,,,,,,,,,,,,,,,,,,,,,,,,,,,,,,,,,,,,,,,,,,,,,,,,,,,,,,,,,,,,,,,,,,,,,,,,,,,,,,,,,,,,,,,,,,,,,,,,,,,,,,,,,,,,,,,,,,,,,,,,,,,,,,,,,,,,,,,,,,,,,,,,,,,,,,,,,,,,,,,,,,,,,,,,,,,,,,,,,,,,,,,,,,,,,,,,,,,,,,